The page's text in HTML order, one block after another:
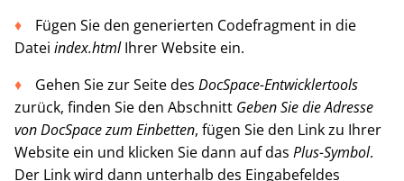
Fügen Sie den generierten Codefragment in die
Datei index.htmlIhrer Website ein.
Gehen Sie zur Seite des DocSpace-Entwicklertools
zurück, finden Sie den Abschnitt Geben Sie die Adresse
von DocSpace zum Einbetten, fügen Sie den Link zu Ihrer
Website ein und klicken Sie dann auf das Plus-Symbol.
Der Link wird dann unterhalb des Eingabefeldes